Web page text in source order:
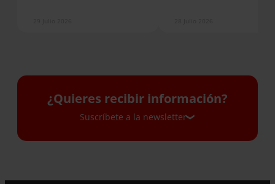
¿Quieres recibir información?
Suscríbete a la newsletter